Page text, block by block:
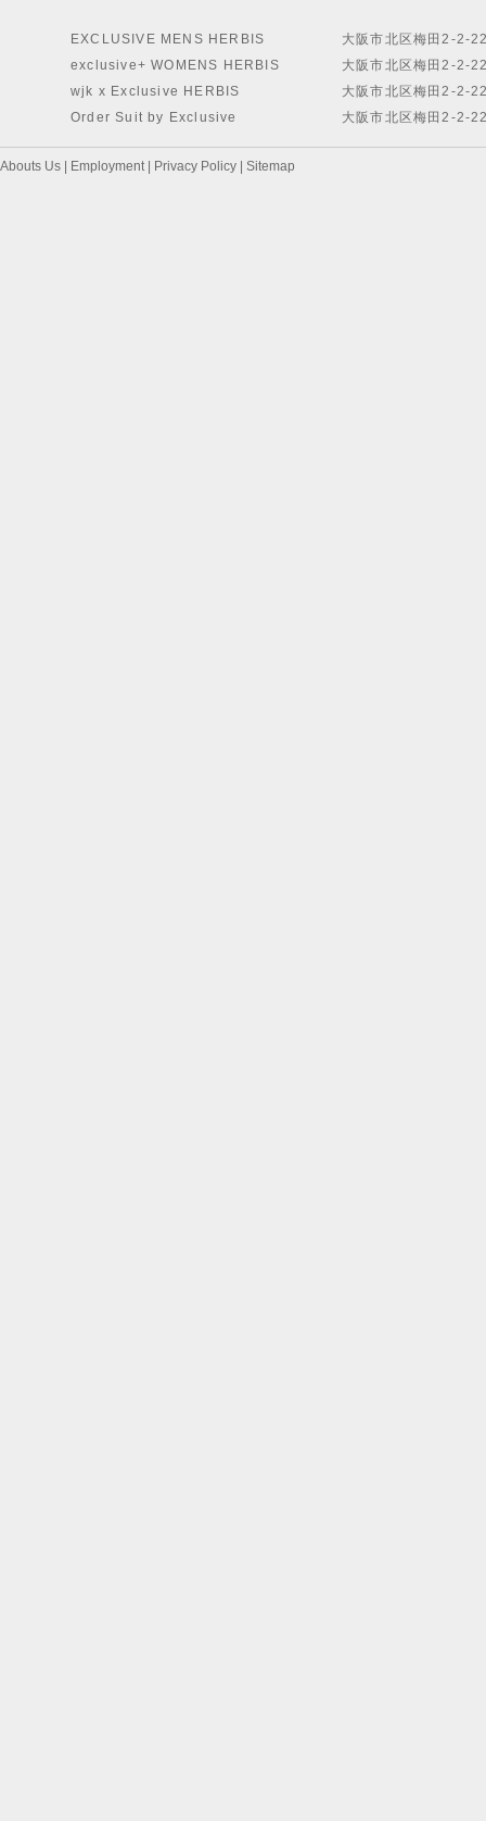
EXCLUSIVE MENS HERBIS
exclusive+ WOMENS HERBIS
wjk x Exclusive HERBIS
Order Suit by Exclusive
大阪市北区梅田2-2-
大阪市北区梅田2-2-
大阪市北区梅田2-2-
大阪市北区梅田2-2-
Abouts Us Employment| Privacy Policy Sitemap